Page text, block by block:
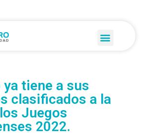
ya tiene a sus
clasificados a la
Juegos
2022.